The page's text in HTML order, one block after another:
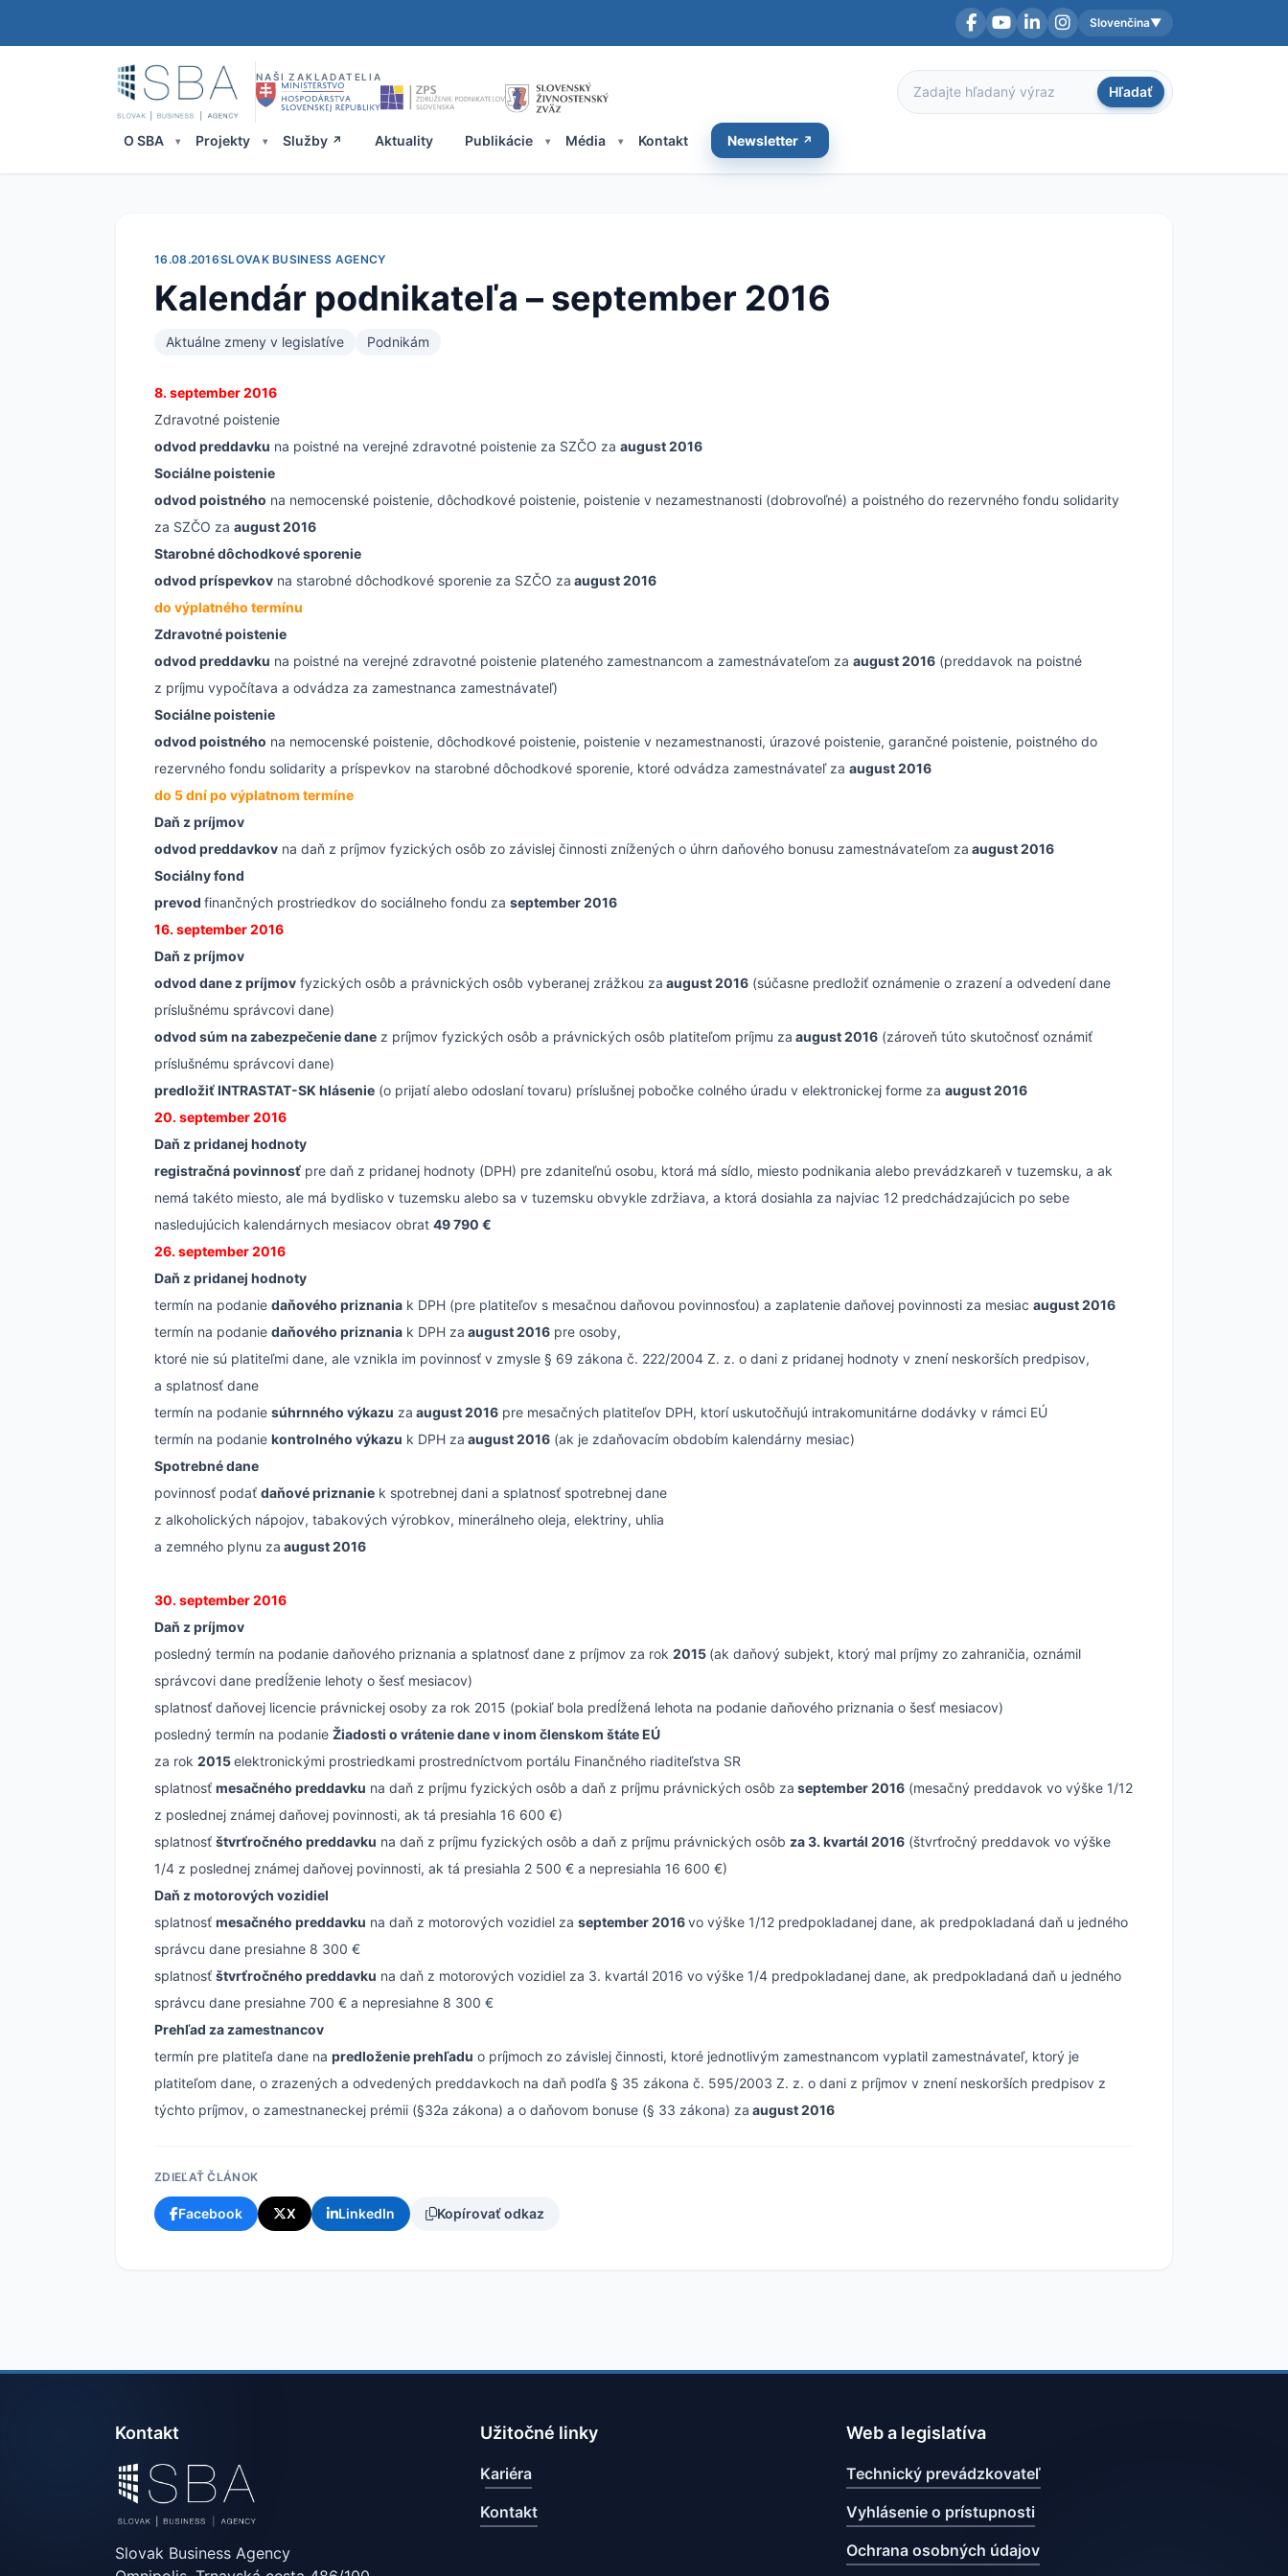
FacebookYouTubeLinkedInInstagramAktuálny jazyk:
Slovenčina▼
NAŠI ZAKLADATELIA
Hľadať
Hľadať
O SBA Projekty Služby Aktuality Publikácie Média Kontakt Newsletter
16.08.2016SLOVAK BUSINESS AGENCY
Kalendár podnikateľa – september 2016
Aktuálne zmeny v legislatíve Podnikám
8. september 2016
Zdravotné poistenie
odvod preddavku na poistné na verejné zdravotné poistenie za SZČO za august 2016
Sociálne poistenie
odvod poistného na nemocenské poistenie, dôchodkové poistenie, poistenie v nezamestnanosti (dobrovoľné) a poistného do rezervného fondu solidarity
za SZČO za august 2016
Starobné dôchodkové sporenie
odvod príspevkov na starobné dôchodkové sporenie za SZČO za august 2016
do výplatného termínu
Zdravotné poistenie
odvod preddavku na poistné na verejné zdravotné poistenie plateného zamestnancom a zamestnávateľom za august 2016 (preddavok na poistné
z príjmu vypočítava a odvádza za zamestnanca zamestnávateľ)
Sociálne poistenie
odvod poistného na nemocenské poistenie, dôchodkové poistenie, poistenie v nezamestnanosti, úrazové poistenie, garančné poistenie, poistného do
rezervného fondu solidarity a príspevkov na starobné dôchodkové sporenie, ktoré odvádza zamestnávateľ za august 2016
do 5 dní po výplatnom termíne
Daň z príjmov
odvod preddavkov na daň z príjmov fyzických osôb zo závislej činnosti znížených o úhrn daňového bonusu zamestnávateľom za august 2016
Sociálny fond
prevod finančných prostriedkov do sociálneho fondu za september 2016
16. september 2016
Daň z príjmov
odvod dane z príjmov fyzických osôb a právnických osôb vyberanej zrážkou za august 2016 (súčasne predložiť oznámenie o zrazení a odvedení dane
príslušnému správcovi dane)
odvod súm na zabezpečenie dane z príjmov fyzických osôb a právnických osôb platiteľom príjmu za august 2016 (zároveň túto skutočnosť oznámiť
príslušnému správcovi dane)
predložiť INTRASTAT-SK hlásenie (o prijatí alebo odoslaní tovaru) príslušnej pobočke colného úradu v elektronickej forme za august 2016
20. september 2016
Daň z pridanej hodnoty
registračná povinnosť pre daň z pridanej hodnoty (DPH) pre zdaniteľnú osobu, ktorá má sídlo, miesto podnikania alebo prevádzkareň v tuzemsku, a ak
nemá takéto miesto, ale má bydlisko v tuzemsku alebo sa v tuzemsku obvykle zdržiava, a ktorá dosiahla za najviac 12 predchádzajúcich po sebe
nasledujúcich kalendárnych mesiacov obrat 49 790 €
26. september 2016
Daň z pridanej hodnoty
termín na podanie daňového priznania k DPH (pre platiteľov s mesačnou daňovou povinnosťou) a zaplatenie daňovej povinnosti za mesiac august 2016
termín na podanie daňového priznania k DPH za august 2016 pre osoby,
ktoré nie sú platiteľmi dane, ale vznikla im povinnosť v zmysle § 69 zákona č. 222/2004 Z. z. o dani z pridanej hodnoty v znení neskorších predpisov,
a splatnosť dane
termín na podanie súhrnného výkazu za august 2016 pre mesačných platiteľov DPH, ktorí uskutočňujú intrakomunitárne dodávky v rámci EÚ
termín na podanie kontrolného výkazu k DPH za august 2016 (ak je zdaňovacím obdobím kalendárny mesiac)
Spotrebné dane
povinnosť podať daňové priznanie k spotrebnej dani a splatnosť spotrebnej dane
z alkoholických nápojov, tabakových výrobkov, minerálneho oleja, elektriny, uhlia
a zemného plynu za august 2016
30. september 2016
Daň z príjmov
posledný termín na podanie daňového priznania a splatnosť dane z príjmov za rok 2015 (ak daňový subjekt, ktorý mal príjmy zo zahraničia, oznámil
správcovi dane predĺženie lehoty o šesť mesiacov)
splatnosť daňovej licencie právnickej osoby za rok 2015 (pokiaľ bola predĺžená lehota na podanie daňového priznania o šesť mesiacov)
posledný termín na podanie Žiadosti o vrátenie dane v inom členskom štáte EÚ
za rok 2015elektronickými prostriedkami prostredníctvom portálu Finančného riaditeľstva SR
splatnosť mesačného preddavku na daň z príjmu fyzických osôb a daň z príjmu právnických osôb za september 2016 (mesačný preddavok vo výške 1/12
z poslednej známej daňovej povinnosti, ak tá presiahla 16 600 €)
splatnosť štvrťročného preddavku na daň z príjmu fyzických osôb a daň z príjmu právnických osôb za 3. kvartál 2016 (štvrťročný preddavok vo výške
1/4 z poslednej známej daňovej povinnosti, ak tá presiahla 2 500 € a nepresiahla 16 600 €)
Daň z motorových vozidiel
splatnosť mesačného preddavku na daň z motorových vozidiel za september 2016vo výške 1/12 predpokladanej dane, ak predpokladaná daň u jedného
správcu dane presiahne 8 300 €
splatnosť štvrťročného preddavku na daň z motorových vozidiel za 3. kvartál 2016 vo výške 1/4 predpokladanej dane, ak predpokladaná daň u jedného
správcu dane presiahne 700 € a nepresiahne 8 300 €
Prehľad za zamestnancov
termín pre platiteľa dane na predloženie prehľadu o príjmoch zo závislej činnosti, ktoré jednotlivým zamestnancom vyplatil zamestnávateľ, ktorý je
platiteľom dane, o zrazených a odvedených preddavkoch na daň podľa § 35 zákona č. 595/2003 Z. z. o dani z príjmov v znení neskorších predpisov z
týchto príjmov, o zamestnaneckej prémii (§32a zákona) a o daňovom bonuse (§ 33 zákona) za august 2016
ZDIEĽAŤ ČLÁNOK
Facebook X LinkedIn Kopírovať odkaz
Kontakt
Slovak Business Agency
Užitočné linky
Kariéra
Kontakt
Web a legislatíva
Technický prevádzkovateľ
Vyhlásenie o prístupnosti
Ochrana osobných údajov